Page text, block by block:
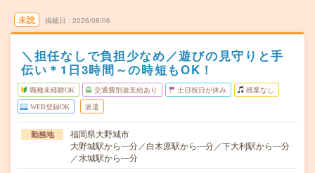
未読 掲載日 2026/08/06
＼担任なしで負担少なめ／遊びの見守りと手
伝い＊1日3時間～の時短もOK！
職種未経験OK 交通費別途支給あり 土日祝日が休み 残業なし
WEB登録OK 派遣
勤務地
福岡県大野城市
大野城駅から---分／白木原駅から---分／下大利駅から---分
／水城駅から---分